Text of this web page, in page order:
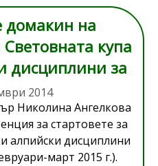
домакин на
купа
дисциплини за
2015 г.
2014
Николина Ангелкова
за стартовете за
алпийски дисциплини
март 2015 г.).